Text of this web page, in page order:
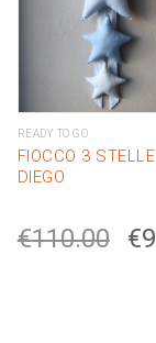
READY TO GO
FIOCCO 3
DIEGO
€110.00 €